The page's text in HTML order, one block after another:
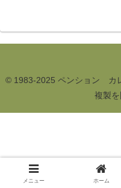
© 1983-2025 ペンション カ
複製
メニュー ホーム